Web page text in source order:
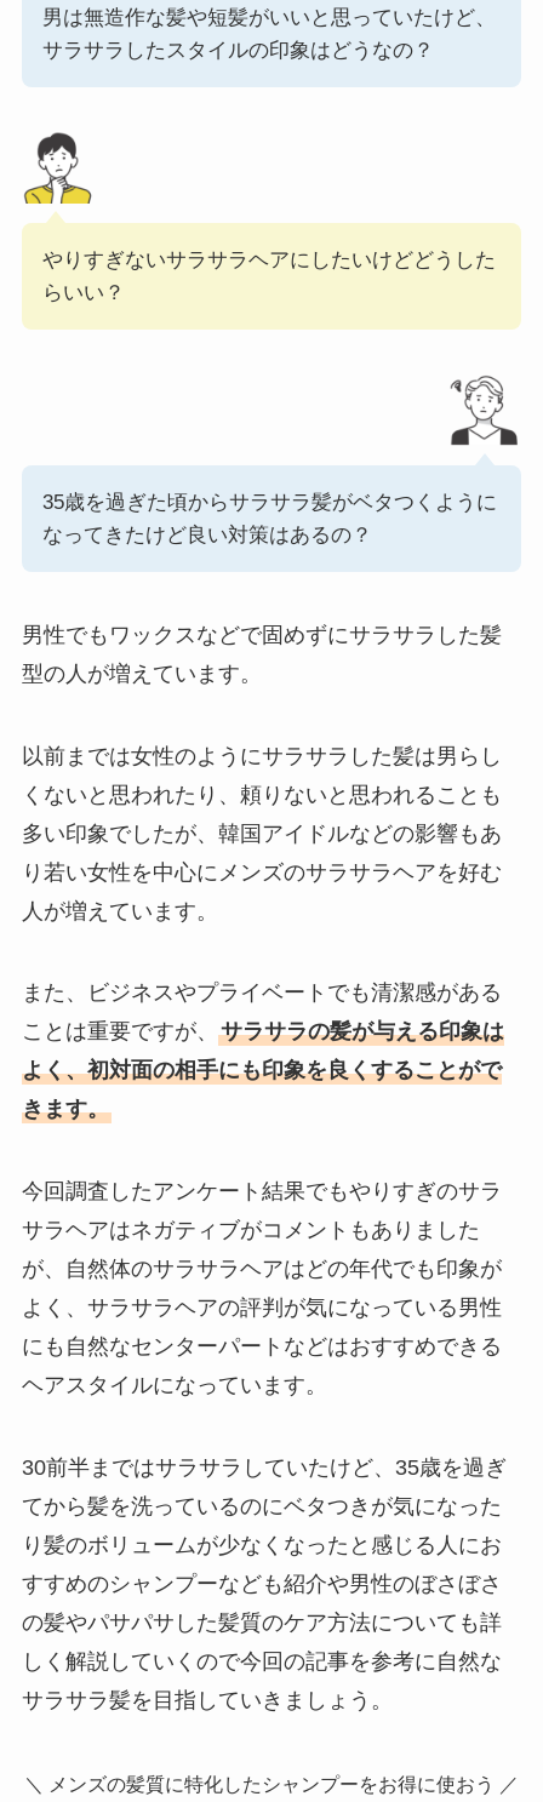
男は無造作な髪や短髪がいいと思っていたけど、
サラサラしたスタイルの印象はどうなの？
やりすぎないサラサラヘアにしたいけどどうした
らいい？
35歳を過ぎた頃からサラサラ髪がベタつくように
なってきたけど良い対策はあるの？
男性でもワックスなどで固めずにサラサラした髪
型の人が増えています。
以前までは女性のようにサラサラした髪は男らし
くないと思われたり、頼りないと思われることも
多い印象でしたが、韓国アイドルなどの影響もあ
り若い女性を中心にメンズのサラサラヘアを好む
人が増えています。
また、ビジネスやプライベートでも清潔感がある
ことは重要ですが、 サラサラの髪が与える印象は
よく、初対面の相手にも印象を良くすることがで
きます。
今回調査したアンケート結果でもやりすぎのサラ
サラヘアはネガティブがコメントもありました
が、自然体のサラサラヘアはどの年代でも印象が
よく、サラサラヘアの評判が気になっている男性
にも自然なセンターパートなどはおすすめできる
ヘアスタイルになっています。
30前半まではサラサラしていたけど、35歳を過ぎ
てから髪を洗っているのにベタつきが気になった
り髪のボリュームが少なくなったと感じる人にお
すすめのシャンプーなども紹介や男性のぼさぼさ
の髪やパサパサした髪質のケア方法についても詳
しく解説していくので今回の記事を参考に自然な
サラサラ髪を目指していきましょう。
＼ メンズの髪質に特化したシャンプーをお得に使おう ／